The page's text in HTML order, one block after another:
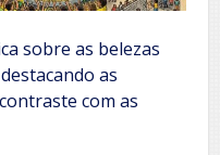
sobre as belezas
as
com as